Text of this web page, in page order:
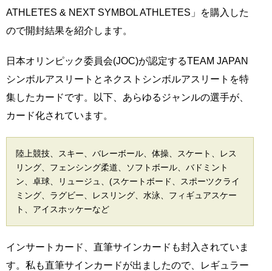
ATHLETES & NEXT SYMBOL ATHLETES」を購入した
ので開封結果を紹介します。
日本オリンピック委員会(JOC)が認定するTEAM JAPAN
シンボルアスリートとネクストシンボルアスリートを特
集したカードです。以下、あらゆるジャンルの選手が、
カード化されています。
陸上競技、スキー、バレーボール、体操、スケート、レス
リング、フェンシング柔道、ソフトボール、バドミント
ン、卓球、リュージュ、(スケートボード、スポーツクライ
ミング、ラグビー、レスリング、水泳、フィギュアスケー
ト、アイスホッケーなど
インサートカード、直筆サインカードも封入されていま
す。私も直筆サインカードが出ましたので、レギュラー